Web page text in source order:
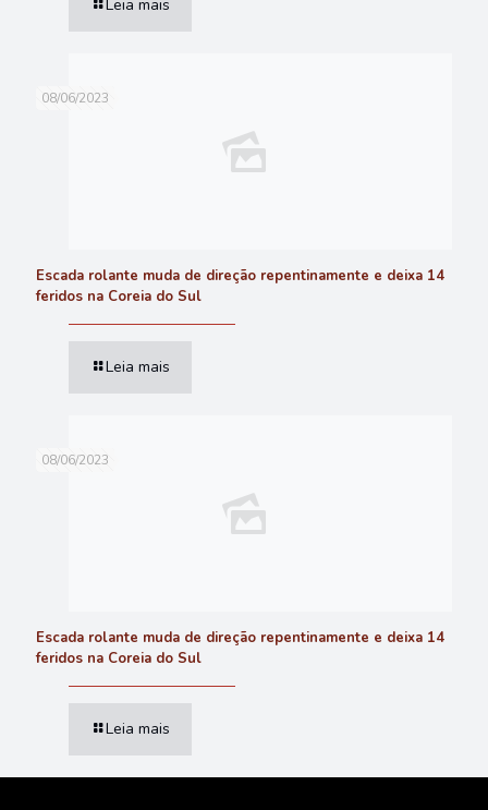
Leia mais
08/06/2023
Escada rolante muda de direção repentinamente e deixa 14
feridos na Coreia do Sul
Leia mais
08/06/2023
Escada rolante muda de direção repentinamente e deixa 14
feridos na Coreia do Sul
Leia mais